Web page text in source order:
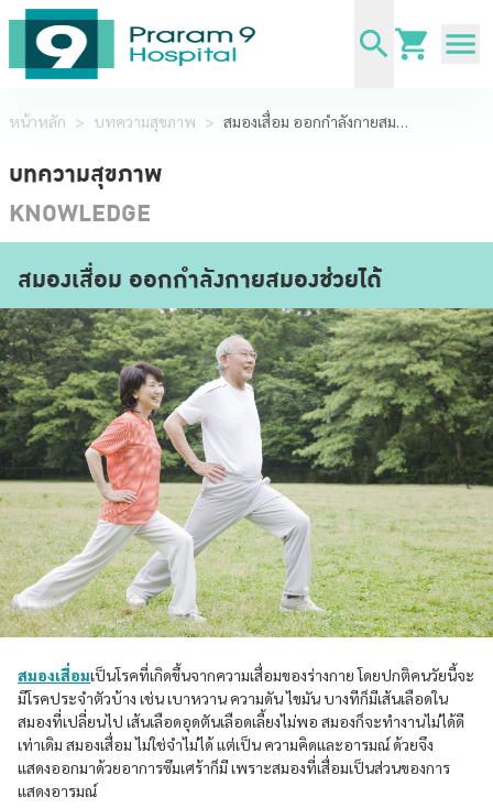
หน้าหลัก > บทความสุขภาพ > สมองเสื่อม ออกกำลังกายสมองช่วยได้
บทความสุขภาพ
KNOWLEDGE
สมองเสื่อม ออกกำลังกายสมองช่วยได้
สมองเสื่อมเป็นโรคที่เกิดขึ้นจากความเสื่อมของร่างกาย โดยปกติคนวัยนี้จะ
มีโรคประจำตัวบ้าง เช่น เบาหวาน ความดัน ไขมัน บางทีก็มีเส้นเลือดใน
สมองที่เปลี่ยนไป เส้นเลือดอุดตันเลือดเลี้ยงไม่พอ สมองก็จะทำงานไม่ได้ดี
เท่าเดิม สมองเสื่อม ไม่ใช่จำไม่ได้ แต่เป็น ความคิดและอารมณ์ ด้วยจึง
แสดงออกมาด้วยอาการซึมเศร้าก็มี เพราะสมองที่เสื่อมเป็นส่วนของการ
แสดงอารมณ์